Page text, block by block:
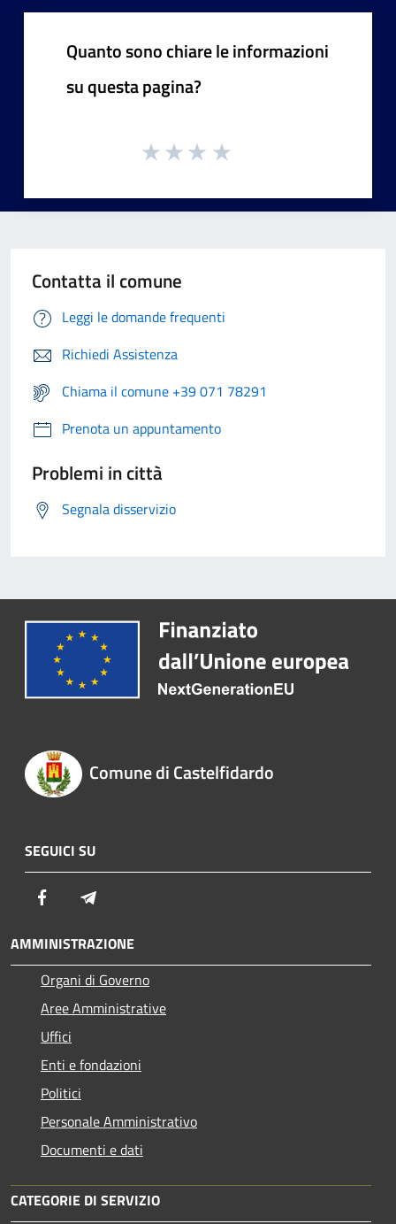
Quanto sono chiare le informazioni
su questa pagina?
Contatta il comune
Leggi le domande frequenti
Richiedi Assistenza
Chiama il comune +39 071 78291
Prenota un appuntamento
Problemi in città
Segnala disservizio
Comune di Castelfidardo
SEGUICI SU
Facebook
AMMINISTRAZIONE
Organi di Governo
Aree Amministrative
Uffici
Enti e fondazioni
Politici
Personale Amministrativo
Documenti e dati
CATEGORIE DI SERVIZIO